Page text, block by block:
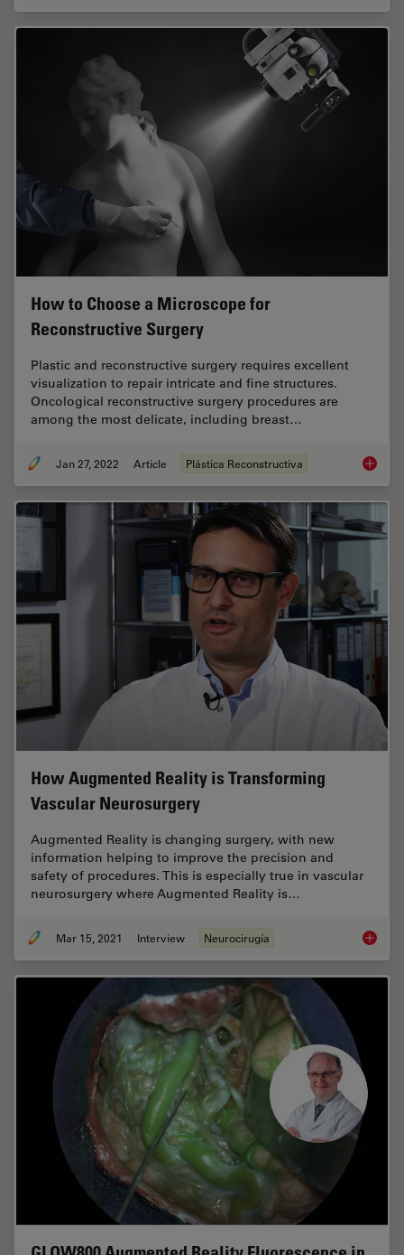
How to Choose a Microscope for
Reconstructive Surgery
Plastic and reconstructive surgery requires excellent
visualization to repair intricate and fine structures.
Oncological reconstructive surgery procedures are
among the most delicate, including breast…
Jan 27, 2022 Article Plástica Reconstructiva How to
How Augmented Reality is Transforming
Vascular Neurosurgery
Augmented Reality is changing surgery, with new
information helping to improve the precision and
safety of procedures. This is especially true in vascular
neurosurgery where Augmented Reality is…
Mar 15, 2021 Interview Neurocirugía How